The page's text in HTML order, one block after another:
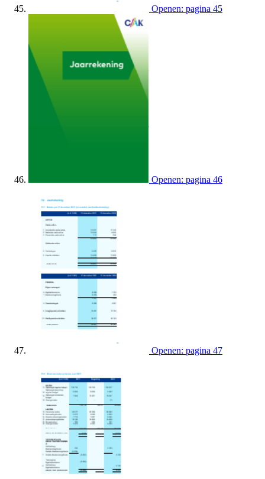
Openen: pagina 45
Openen: pagina 46
Openen: pagina 47